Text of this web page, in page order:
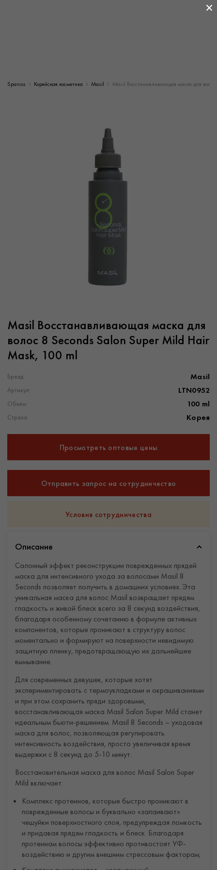
Sparcos Корейская косметика Masil Masil Восстанавливающая маска для
Masil Восстанавливающая маска для
волос 8 Seconds Salon Super Mild Hair
Mask, 100 ml
Бренд: Masil
Артикул: LTN0952
Объем: 100 ml
Страна: Корея
Просмотреть оптовые цены
Отправить запрос на сотрудничество
Условия сотрудничества
Описание
Салонный эффект реконструкции поврежденных прядей
маска для интенсивного ухода за волосами Masil 8
Seconds позволяет получить в домашних условиях. Эта
уникальная маска для волос Masil возвращает прядям
гладкость и живой блеск всего за 8 секунд воздействия,
благодаря особенному сочетанию в формуле активных
компонентов, которые проникают в структуру волос
моментально и формируют на поверхности невидимую
защитную пленку, предотвращающую их дальнейшее
вымывание.
Для современных девушек, которые хотят
экспериментировать с термоукладками и окрашиваниями
и при этом сохранить пряди здоровыми,
восстанавливающая маска Masil Salon Super Mild станет
идеальным бьюти-решением. Masil 8 Seconds – уходовая
маска для волос, позволяющая регулировать
интенсивность воздействия, просто увеличивая время
выдержки с 8 секунд до 5-10 минут.
Восстановительная маска для волос Masil Salon Super
Mild включает:
Комплекс протеинов, которые быстро проникают в
поврежденные волосы и буквально «запаивают»
чешуйки поверхностного слоя, предупреждая ломкость
и придавая прядям гладкость и блеск. Благодаря
протеинам волосы эффективно противостоят УФ-
воздействию и другим внешним стрессовым факторам;
×